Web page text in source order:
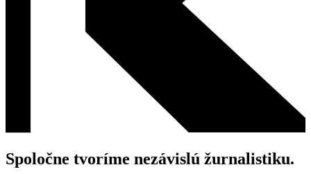
Spoločne tvoríme nezávislú žurnalistiku.